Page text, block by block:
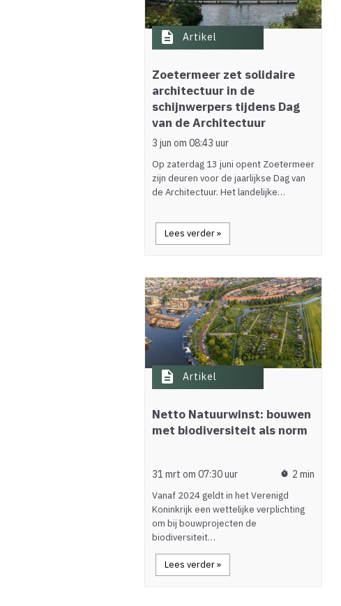
description Artikel
Zoetermeer zet solidaire
architectuur in de
schijnwerpers tijdens Dag
van de Architectuur
3 jun om 08:43 uur
Op zaterdag 13 juni opent Zoetermeer
zijn deuren voor de jaarlijkse Dag van
de Architectuur. Het landelijke…
Lees verder »
description Artikel
Netto Natuurwinst: bouwen
met biodiversiteit als norm
31 mrt om 07:30 uur timer 2 min
Vanaf 2024 geldt in het Verenigd
Koninkrijk een wettelijke verplichting
om bij bouwprojecten de
biodiversiteit…
Lees verder »